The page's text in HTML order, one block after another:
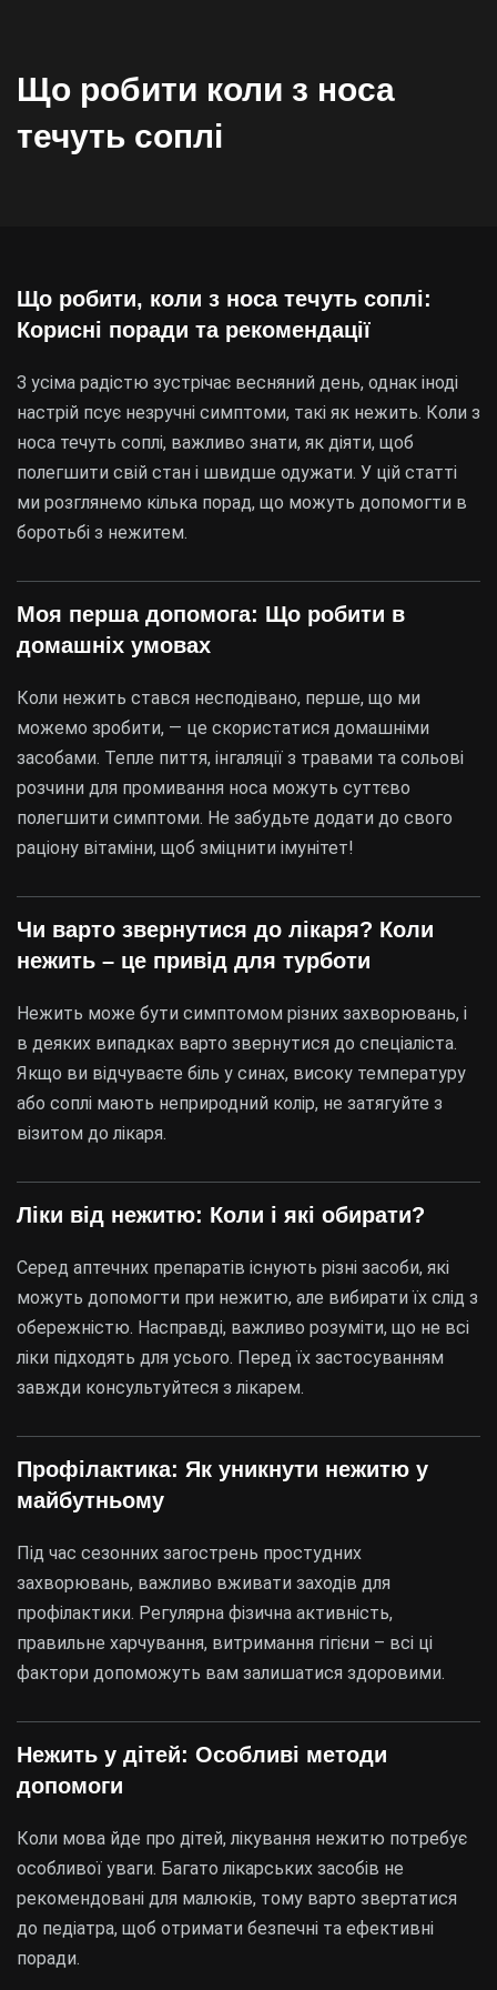
Що робити коли з носа
течуть соплі
Що робити, коли з носа течуть соплі:
Корисні поради та рекомендації
З усіма радістю зустрічає весняний день, однак іноді
настрій псує незручні симптоми, такі як нежить. Коли з
носа течуть соплі, важливо знати, як діяти, щоб
полегшити свій стан і швидше одужати. У цій статті
ми розглянемо кілька порад, що можуть допомогти в
боротьбі з нежитем.
Моя перша допомога: Що робити в
домашніх умовах
Коли нежить стався несподівано, перше, що ми
можемо зробити, — це скористатися домашніми
засобами. Тепле пиття, інгаляції з травами та сольові
розчини для промивання носа можуть суттєво
полегшити симптоми. Не забудьте додати до свого
раціону вітаміни, щоб зміцнити імунітет!
Чи варто звернутися до лікаря? Коли
нежить – це привід для турботи
Нежить може бути симптомом різних захворювань, і
в деяких випадках варто звернутися до спеціаліста.
Якщо ви відчуваєте біль у синах, високу температуру
або соплі мають неприродний колір, не затягуйте з
візитом до лікаря.
Ліки від нежитю: Коли і які обирати?
Серед аптечних препаратів існують різні засоби, які
можуть допомогти при нежитю, але вибирати їх слід з
обережністю. Насправді, важливо розуміти, що не всі
ліки підходять для усього. Перед їх застосуванням
завжди консультуйтеся з лікарем.
Профілактика: Як уникнути нежитю у
майбутньому
Під час сезонних загострень простудних
захворювань, важливо вживати заходів для
профілактики. Регулярна фізична активність,
правильне харчування, витримання гігієни – всі ці
фактори допоможуть вам залишатися здоровими.
Нежить у дітей: Особливі методи
допомоги
Коли мова йде про дітей, лікування нежитю потребує
особливої уваги. Багато лікарських засобів не
рекомендовані для малюків, тому варто звертатися
до педіатра, щоб отримати безпечні та ефективні
поради.